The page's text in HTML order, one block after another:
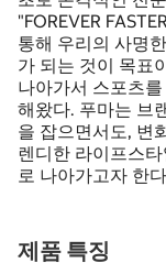
"FOREVER
통해 우리의 사명
가 되는 것이 목표
나아가서 스포츠
해왔다. 푸마는 브
을 잡으면서도, 변
렌디한 라이프스
로 나아가고자 한
제품 특징